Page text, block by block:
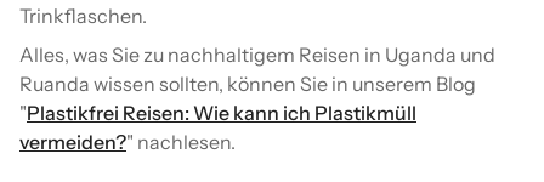
Trinkflaschen.
Alles, was Sie zu nachhaltigem Reisen in Uganda und
Ruanda wissen sollten, können Sie in unserem Blog
"Plastikfrei Reisen: Wie kann ich Plastikmüll
vermeiden?" nachlesen.